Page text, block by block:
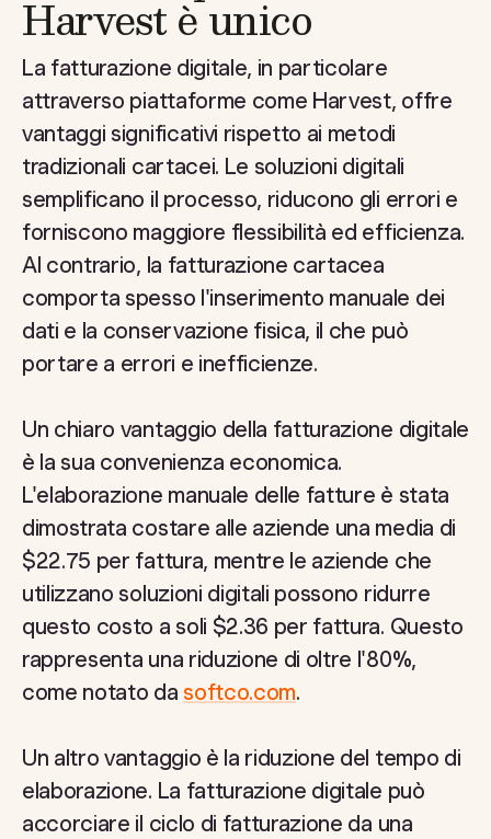
Harvest è unico
La fatturazione digitale, in particolare
attraverso piattaforme come Harvest, offre
vantaggi significativi rispetto ai metodi
tradizionali cartacei. Le soluzioni digitali
semplificano il processo, riducono gli errori e
forniscono maggiore flessibilità ed efficienza.
Al contrario, la fatturazione cartacea
comporta spesso l'inserimento manuale dei
dati e la conservazione fisica, il che può
portare a errori e inefficienze.
Un chiaro vantaggio della fatturazione digitale
è la sua convenienza economica.
L'elaborazione manuale delle fatture è stata
dimostrata costare alle aziende una media di
$22.75 per fattura, mentre le aziende che
utilizzano soluzioni digitali possono ridurre
questo costo a soli $2.36 per fattura. Questo
rappresenta una riduzione di oltre l'80%,
come notato da softco.com.
Un altro vantaggio è la riduzione del tempo di
elaborazione. La fatturazione digitale può
accorciare il ciclo di fatturazione da una